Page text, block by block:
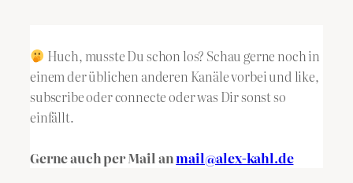
Huch, musste Du schon los? Schau gerne noch in
einem der üblichen anderen Kanäle vorbei und like,
subscribe oder connecte oder was Dir sonst so
einfällt.
Gerne auch per Mail anmail@alex-kahl.de